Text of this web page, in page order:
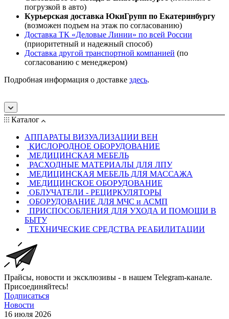
погрузкой в авто)
Курьерская доставка ЮкиГрупп по Екатеринбургу
(возможен подъем на этаж по согласованию)
Доставка ТК «Деловые Линии» по всей России
(приоритетный и надежный способ)
Доставка другой транспортной компанией (по
согласованию с менеджером)
Подробная информация о доставке здесь.
Каталог
АППАРАТЫ ВИЗУАЛИЗАЦИИ ВЕН
КИСЛОРОДНОЕ ОБОРУДОВАНИЕ
МЕДИЦИНСКАЯ МЕБЕЛЬ
РАСХОДНЫЕ МАТЕРИАЛЫ ДЛЯ ЛПУ
МЕДИЦИНСКАЯ МЕБЕЛЬ ДЛЯ МАССАЖА
МЕДИЦИНСКОЕ ОБОРУДОВАНИЕ
ОБЛУЧАТЕЛИ - РЕЦИРКУЛЯТОРЫ
ОБОРУДОВАНИЕ ДЛЯ МЧС и АСМП
ПРИСПОСОБЛЕНИЯ ДЛЯ УХОДА И ПОМОЩИ В
БЫТУ
ТЕХНИЧЕСКИЕ СРЕДСТВА РЕАБИЛИТАЦИИ
Прайсы, новости и эксклюзивы - в нашем Telegram-канале.
Присоединяйтесь!
Подписаться
Новости
16 июля 2026